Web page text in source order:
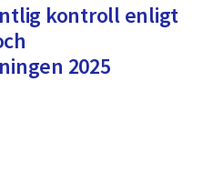
kontroll enligt
2025